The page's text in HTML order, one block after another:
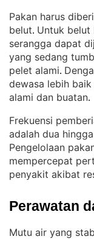
Pakan harus
belut. Untuk belut
serangga dapat
yang sedang
pelet alami.
dewasa lebih
alami dan buatan.
Frekuensi
adalah dua
Pengelolaan
mempercepat
penyakit akibat
Perawatan
Mutu air yang